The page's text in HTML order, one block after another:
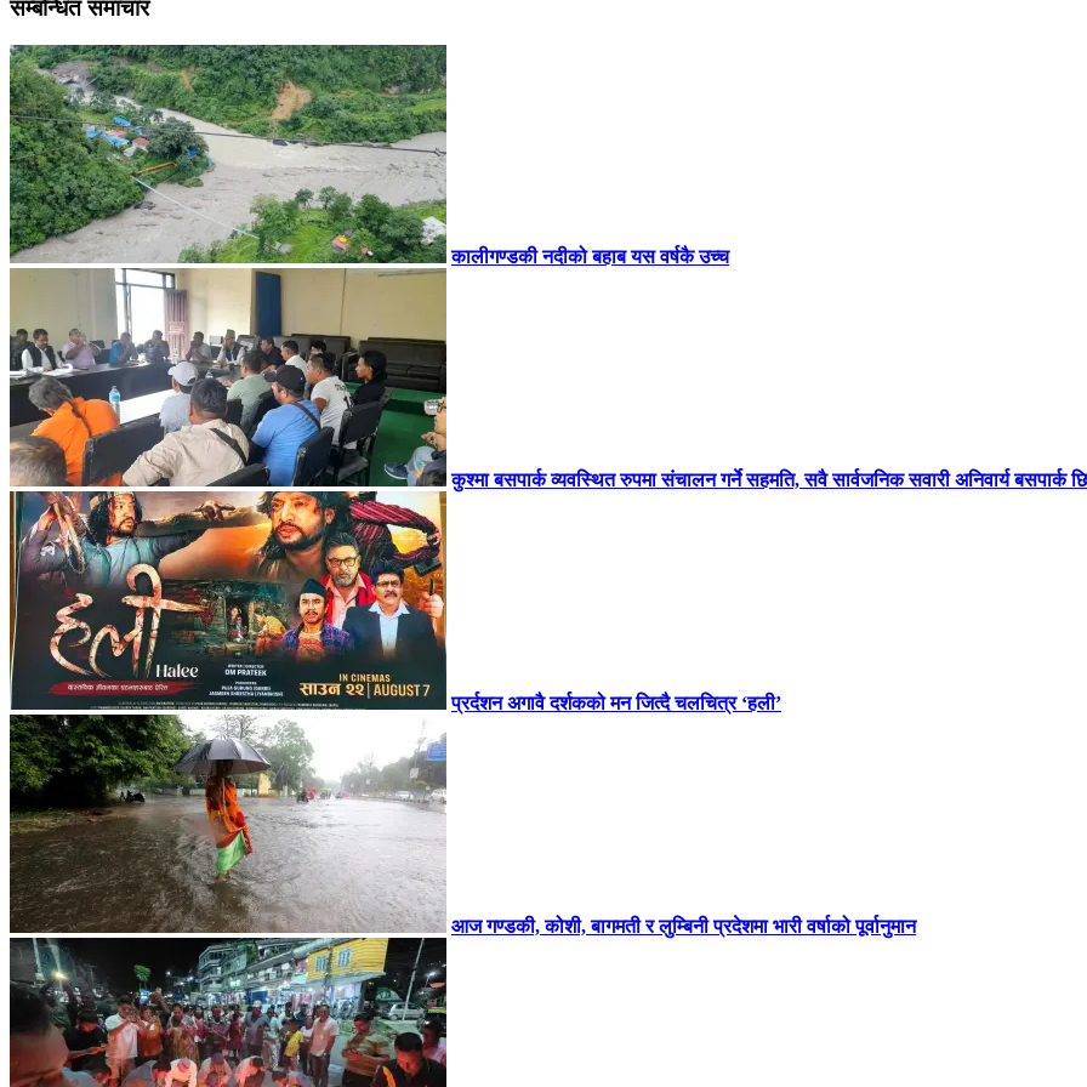
सम्बन्धित समाचार
कालीगण्डकी नदीको बहाब यस वर्षकै उच्च
कुश्मा बसपार्क व्यवस्थित रुपमा संचालन गर्ने सहमति, सवै सार्वजनिक सवारी अनिवार्य बसपार्क
प्रर्दशन अगावै दर्शकको मन जित्दै चलचित्र ‘हली’
आज गण्डकी, कोशी, बागमती र लुम्बिनी प्रदेशमा भारी वर्षाको पूर्वानुमान